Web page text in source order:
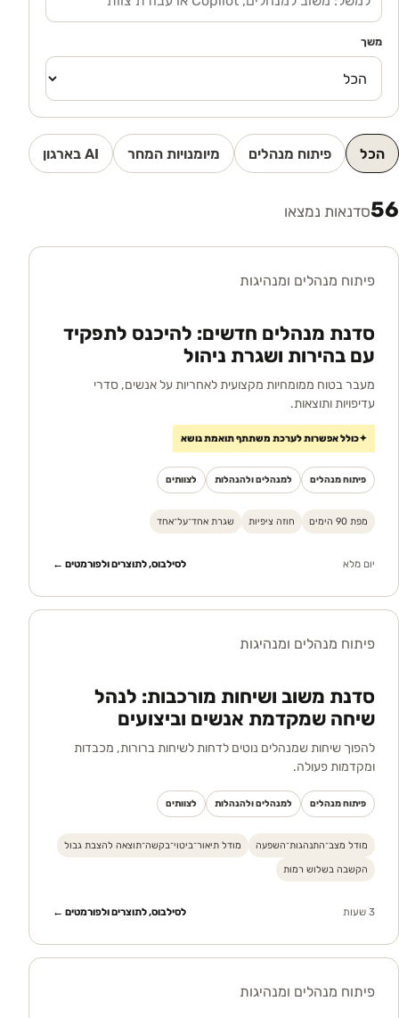
משך
הכל פיתוח מנהלים מיומנויות המחר AI בארגון
56סדנאות נמצאו
פיתוח מנהלים ומנהיגות
סדנת מנהלים חדשים: להיכנס לתפקיד
עם בהירות ושגרת ניהול
מעבר בטוח ממומחיות מקצועית לאחריות על אנשים, סדרי
עדיפויות ותוצאות.
✦כולל אפשרות לערכת משתתף תואמת נושא
פיתוח מנהלים למנהלים ולהנהלות לצוותים
מפת 90 הימים חוזה ציפיות שגרת אחד־על־אחד
יום מלא לסילבוס, לתוצרים ולפורמטים ←
פיתוח מנהלים ומנהיגות
סדנת משוב ושיחות מורכבות: לנהל
שיחה שמקדמת אנשים וביצועים
להפוך שיחות שמנהלים נוטים לדחות לשיחות ברורות, מכבדות
ומקדמות פעולה.
פיתוח מנהלים למנהלים ולהנהלות לצוותים
מודל מצב־התנהגות־השפעה מודל תיאור־ביטוי־בקשה־תוצאה להצבת גבול
הקשבה בשלוש רמות
3 שעות לסילבוס, לתוצרים ולפורמטים ←
פיתוח מנהלים ומנהיגות